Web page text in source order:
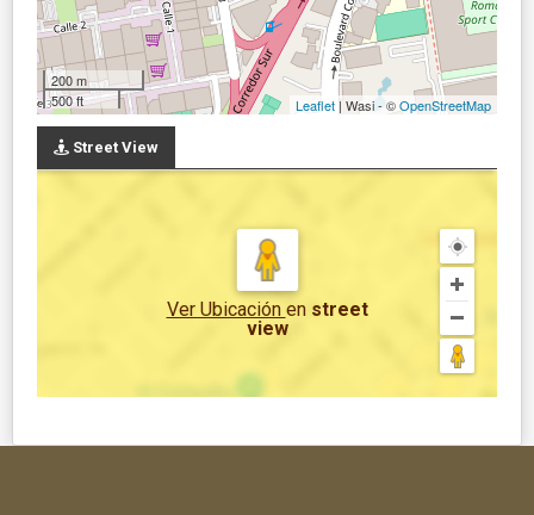
200 m
500 ft
Leaflet | Wasi - ©OpenStreetMap
Street View
Ver Ubicación en street
view